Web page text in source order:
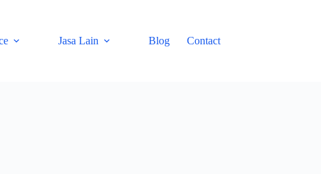
Jasa Lain Blog Contact